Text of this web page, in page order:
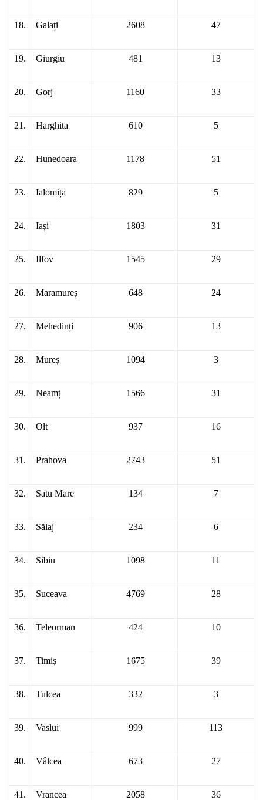
18. Galați 2608 47
19. Giurgiu 481 13
20. Gorj 1160 33
21. Harghita 610 5
22. Hunedoara 1178 51
23. Ialomița 829 5
24. Iași 1803 31
25. Ilfov 1545 29
26. Maramureș 648 24
27. Mehedinți 906 13
28. Mureș 1094 3
29. Neamț 1566 31
30. Olt 937 16
31. Prahova 2743 51
32. Satu Mare 134 7
33. Sălaj 234 6
34. Sibiu 1098 11
35. Suceava 4769 28
36. Teleorman 424 10
37. Timiș 1675 39
38. Tulcea 332 3
39. Vaslui 999 113
40. Vâlcea 673 27
41. Vrancea 2058 36